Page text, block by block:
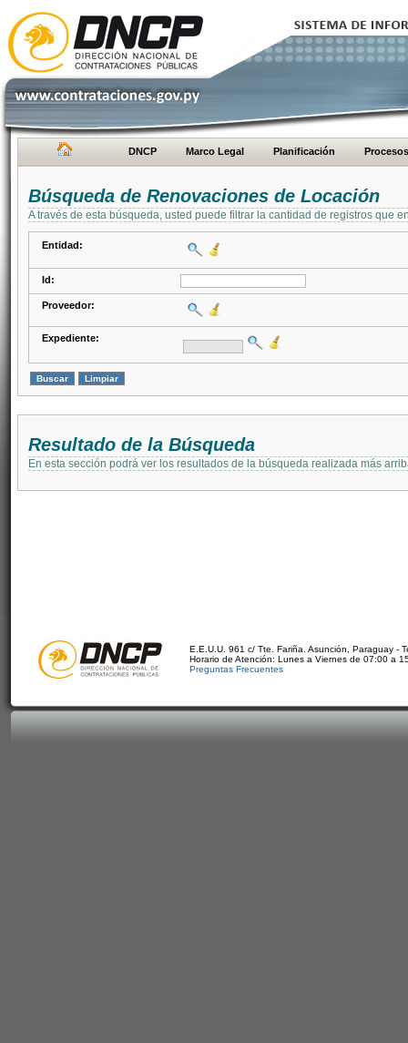
DNCP Marco Legal Planificación Procesos
Búsqueda de Renovaciones de Locación
A través de esta búsqueda, usted puede filtrar la cantidad de registros que
Entidad:
Id:
Proveedor:
Expediente:
Resultado de la Búsqueda
En esta sección podrá ver los resultados de la búsqueda realizada más
E.E.U.U. 961 c/ Tte. Fariña. Asunción, Paraguay -
Horario de Atención: Lunes a Viernes de 07:00 a
Preguntas Frecuentes